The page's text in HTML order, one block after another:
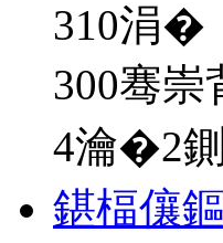
310涓�
300骞崇
4瀹�2
鍖楅儴